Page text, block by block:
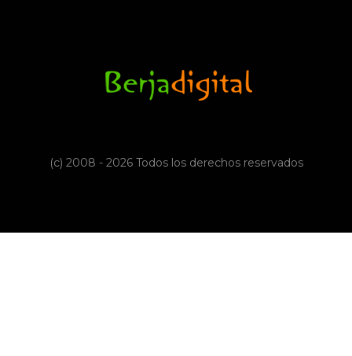
(c) 2008 - 2026 Todos los derechos reservados